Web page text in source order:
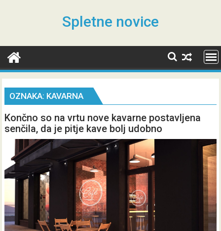
Spletne novice
OZNAKA: KAVARNA
Končno so na vrtu nove kavarne postavljena
senčila, da je pitje kave bolj udobno